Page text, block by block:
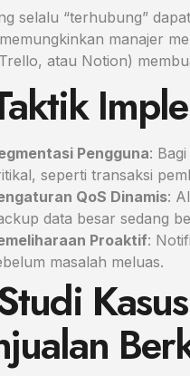
selalu “terhubung”
manajer
atau Notion)
Pengguna:
seperti transaksi
QoS Dinamis:
data besar sedang
Proaktif:
masalah meluas.